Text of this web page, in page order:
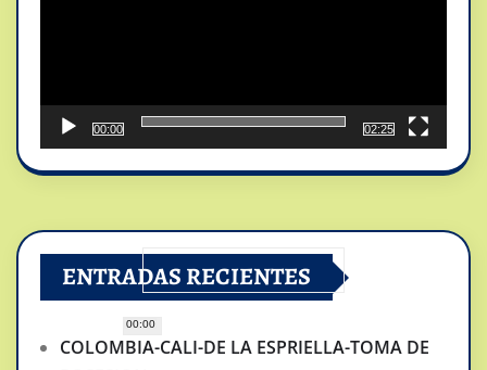
00:00
00:00
02:25
ENTRADAS RECIENTES
COLOMBIA-CALI-DE LA ESPRIELLA-TOMA DE